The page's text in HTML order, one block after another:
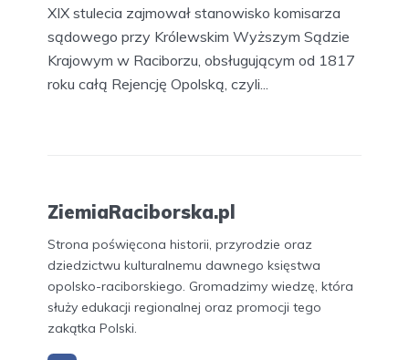
XIX stulecia zajmował stanowisko komisarza
sądowego przy Królewskim Wyższym Sądzie
Krajowym w Raciborzu, obsługującym od 1817
roku całą Rejencję Opolską, czyli...
ZiemiaRaciborska.pl
Strona poświęcona historii, przyrodzie oraz
dziedzictwu kulturalnemu dawnego księstwa
opolsko-raciborskiego. Gromadzimy wiedzę, która
służy edukacji regionalnej oraz promocji tego
zakątka Polski.